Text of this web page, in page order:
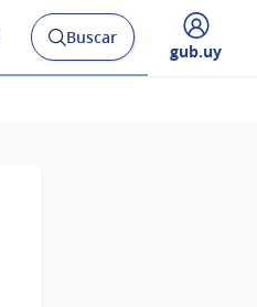
Abrir
buscador
Buscar
Desplegar
gub.uy